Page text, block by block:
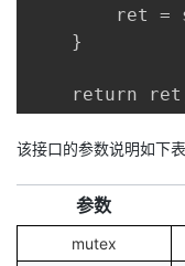
ret =
}
return
该接口的参数说明如下表
参数
mutex